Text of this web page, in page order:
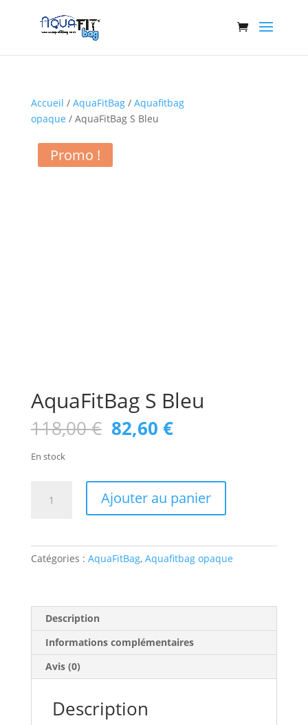
Accueil / AquaFitBag/ Aquafitbag
opaque / AquaFitBag S Bleu
Promo !
AquaFitBag S Bleu
118,00€ Le
prix
était :
118,00 €.
82,60 €Le
prix
est :
82,60 €.
En stock
Bleu
Ajouter au panier
Catégories : AquaFitBag, Aquafitbag opaque
Description
Informations complémentaires
Avis (0)
Description